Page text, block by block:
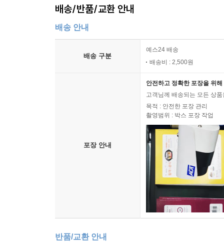
배송/반품/교환 안내
배송 안내
배송 구분
예스24 배송
배송비 : 2,500원
포장 안내
안전하고 정확한 포장을 위
고객님께 배송되는 모든 상
목적 : 안전한 포장 관리
촬영범위 : 박스 포장 작업
반품/교환 안내